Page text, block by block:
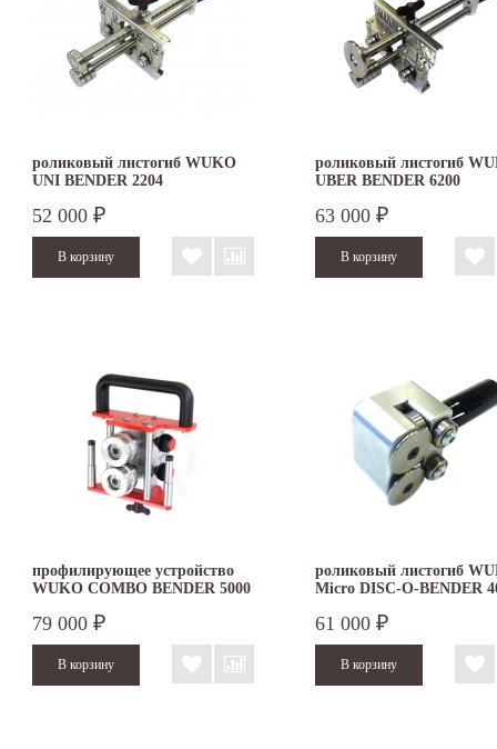
роликовый листогиб WUKO
UNI BENDER 2204
52 000 ₽
роликовый листогиб
UBER BENDER 6200
63 000 ₽
профилирующее устройство
WUKO COMBO BENDER 5000
79 000 ₽
роликовый листогиб
Micro DISC-O-BENDER
61 000 ₽